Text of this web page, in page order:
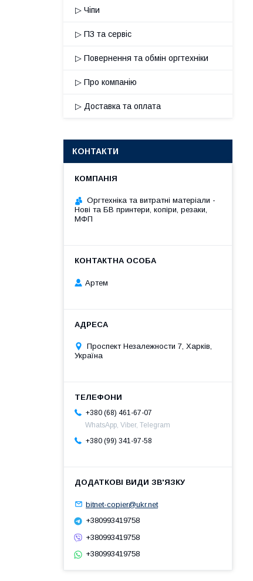
▷ Чіпи
▷ ПЗ та сервіс
▷ Повернення та обмін оргтехніки
▷ Про компанію
▷ Доставка та оплата
КОНТАКТИ
Оргтехніка та витратні матеріали -
Нові та БВ принтери, копіри, резаки,
МФП
Артем
Проспект Незалежности 7, Харків,
Україна
+380 (68) 461-67-07
WhatsApp, Viber, Telegram
+380 (99) 341-97-58
bitnet-copier@ukr.net
+380993419758
+380993419758
+380993419758